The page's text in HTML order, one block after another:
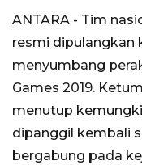
ANTARA - Tim
resmi dipulangkan
menyumbang
Games 2019.
menutup
dipanggil kembali
bergabung pada